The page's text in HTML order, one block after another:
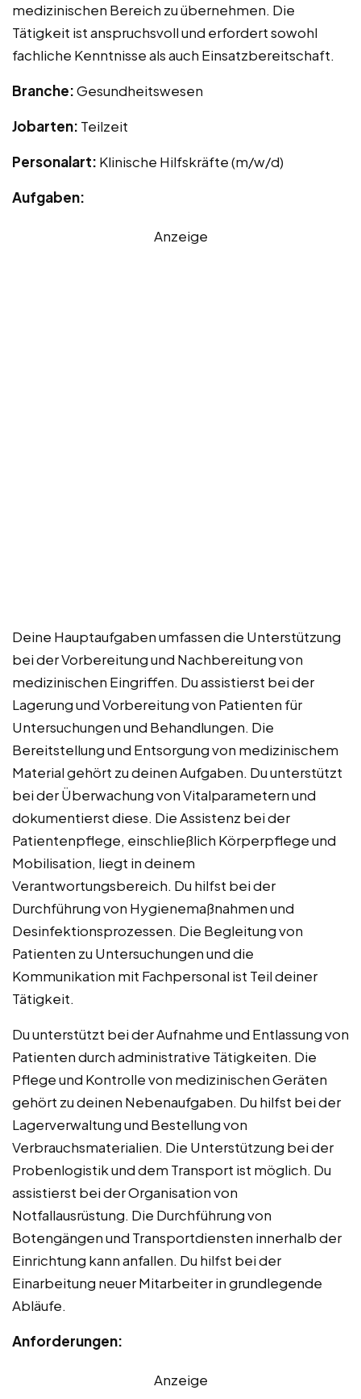
medizinischen Bereich zu übernehmen. Die
Tätigkeit ist anspruchsvoll und erfordert sowohl
fachliche Kenntnisse als auch Einsatzbereitschaft.
Branche:Gesundheitswesen
Jobarten: Teilzeit
Personalart: Klinische Hilfskräfte (m/w/d)
Aufgaben:
Anzeige
Deine Hauptaufgaben umfassen die Unterstützung
bei der Vorbereitung und Nachbereitung von
medizinischen Eingriffen. Du assistierst bei der
Lagerung und Vorbereitung von Patienten für
Untersuchungen und Behandlungen. Die
Bereitstellung und Entsorgung von medizinischem
Material gehört zu deinen Aufgaben. Du unterstützt
bei der Überwachung von Vitalparametern und
dokumentierst diese. Die Assistenz bei der
Patientenpflege, einschließlich Körperpflege und
Mobilisation, liegt in deinem
Verantwortungsbereich. Du hilfst bei der
Durchführung von Hygienemaßnahmen und
Desinfektionsprozessen. Die Begleitung von
Patienten zu Untersuchungen und die
Kommunikation mit Fachpersonal ist Teil deiner
Tätigkeit.
Du unterstützt bei der Aufnahme und Entlassung von
Patienten durch administrative Tätigkeiten. Die
Pflege und Kontrolle von medizinischen Geräten
gehört zu deinen Nebenaufgaben. Du hilfst bei der
Lagerverwaltung und Bestellung von
Verbrauchsmaterialien. Die Unterstützung bei der
Probenlogistik und dem Transport ist möglich. Du
assistierst bei der Organisation von
Notfallausrüstung. Die Durchführung von
Botengängen und Transportdiensten innerhalb der
Einrichtung kann anfallen. Du hilfst bei der
Einarbeitung neuer Mitarbeiter in grundlegende
Abläufe.
Anforderungen:
Anzeige